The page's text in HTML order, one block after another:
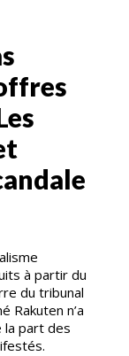
à partir du
du tribunal
Rakuten n’a
la part des